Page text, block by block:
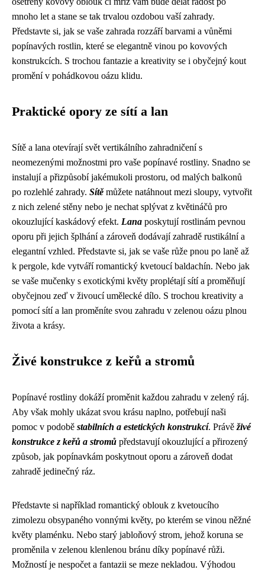
mnoho let a stane se tak trvalou ozdobou vaší zahrady.
Představte si, jak se vaše zahrada rozzáří barvami a vůněmi
popínavých rostlin, které se elegantně vinou po kovových
konstrukcích. S trochou fantazie a kreativity se i obyčejný kout
promění v pohádkovou oázu klidu.
Praktické opory ze sítí a lan
Sítě a lana otevírají svět vertikálního zahradničení s
neomezenými možnostmi pro vaše popínavé rostliny. Snadno se
instalují a přizpůsobí jakémukoli prostoru, od malých balkonů
po rozlehlé zahrady. Sítěmůžete natáhnout mezi sloupy, vytvořit
z nich zelené stěny nebo je nechat splývat z květináčů pro
okouzlující kaskádový efekt. Lana poskytují rostlinám pevnou
oporu při jejich šplhání a zároveň dodávají zahradě rustikální a
elegantní vzhled. Představte si, jak se vaše růže pnou po laně až
k pergole, kde vytváří romantický kvetoucí baldachín. Nebo jak
se vaše mučenky s exotickými květy proplétají sítí a proměňují
obyčejnou zeď v živoucí umělecké dílo. S trochou kreativity a
pomocí sítí a lan proměníte svou zahradu v zelenou oázu plnou
života a krásy.
Živé konstrukce z keřů a stromů
Popínavé rostliny dokáží proměnit každou zahradu v zelený ráj.
Aby však mohly ukázat svou krásu naplno, potřebují naši
pomoc v podobě stabilních a estetických konstrukcí. Právě živé
konstrukce z keřů a stromů představují okouzlující a přirozený
způsob, jak popínavkám poskytnout oporu a zároveň dodat
zahradě jedinečný ráz.
Představte si například romantický oblouk z kvetoucího
zimolezu obsypaného vonnými květy, po kterém se vinou něžné
květy plaménku. Nebo starý jabloňový strom, jehož koruna se
proměnila v zelenou klenlenou bránu díky popínavé růži.
Možností je nespočet a fantazii se meze nekladou. Výhodou